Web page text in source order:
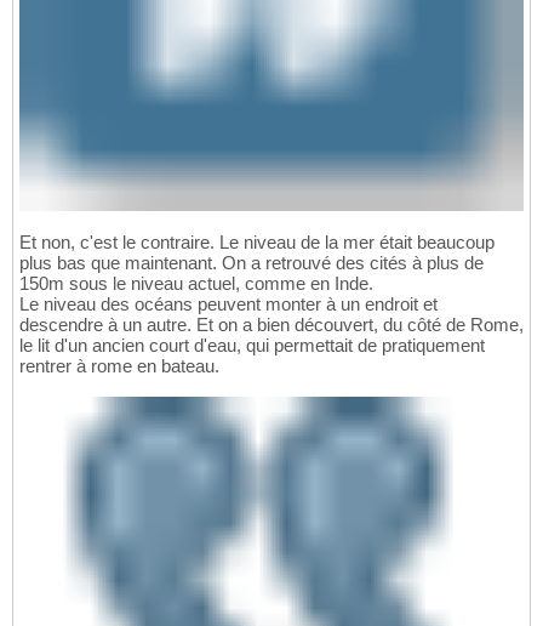
Et non, c'est le contraire. Le niveau de la mer était beaucoup
plus bas que maintenant. On a retrouvé des cités à plus de
150m sous le niveau actuel, comme en Inde.
Le niveau des océans peuvent monter à un endroit et
descendre à un autre. Et on a bien découvert, du côté de Rome,
le lit d'un ancien court d'eau, qui permettait de pratiquement
rentrer à rome en bateau.